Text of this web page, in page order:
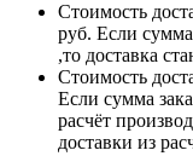
Стоимость
руб. Если сумма
,то доставка
Стоимость
Если сумма
расчёт
доставки из